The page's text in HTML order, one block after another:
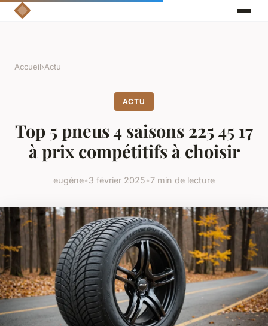
Accueil›Actu
ACTU
Top 5 pneus 4 saisons 225 45 17
à prix compétitifs à choisir
eugène•3 février 2025•7 min de lecture